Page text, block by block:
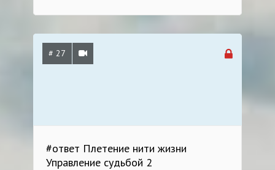
# 27
#ответ Плетение нити жизни
Управление судьбой 2